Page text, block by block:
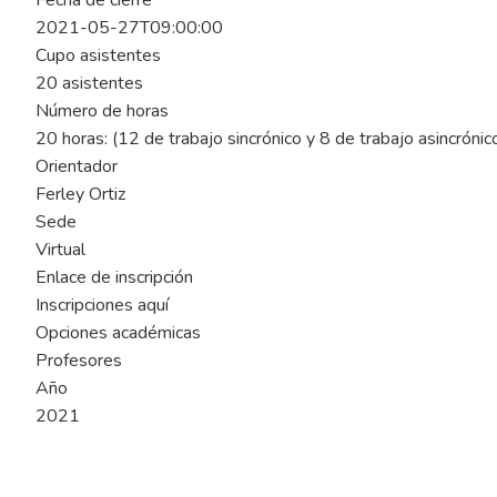
2021-05-27T09:00:00
Cupo asistentes
20 asistentes
Número de horas
20 horas: (12 de trabajo sincrónico y 8 de trabajo
Orientador
Ferley Ortiz
Sede
Virtual
Enlace de inscripción
Inscripciones aquí
Opciones académicas
Profesores
Año
2021